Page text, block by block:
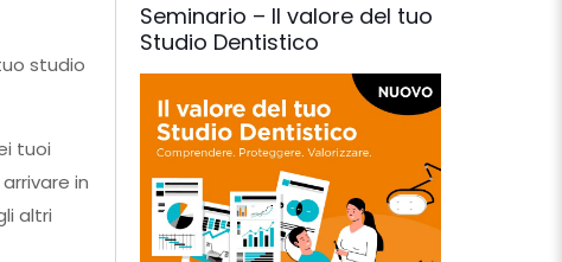
studio
tuoi
in
altri
Seminario – Il valore del tuo
Studio Dentistico